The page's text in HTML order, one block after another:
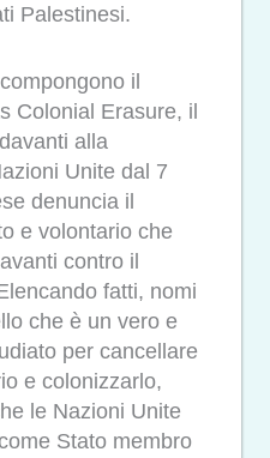
Palestinesi.
il
Colonial Erasure, il
alla
Unite dal 7
denuncia il
e volontario che
contro il
fatti, nomi
che è un vero e
per cancellare
e colonizzarlo,
le Nazioni Unite
Stato membro